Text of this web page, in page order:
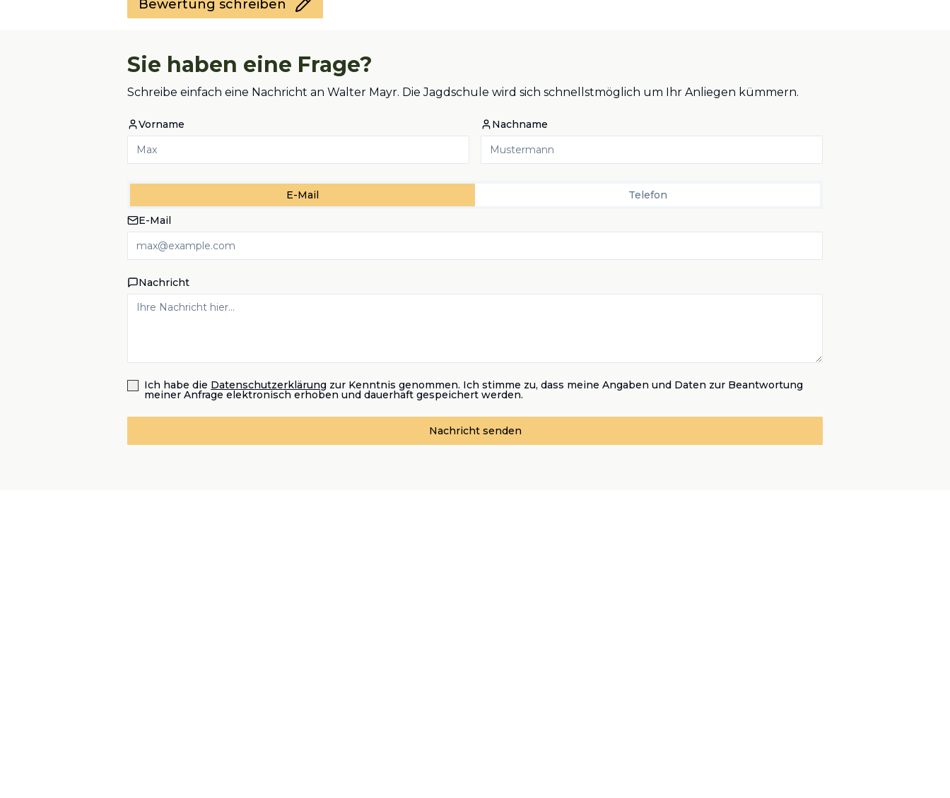
Bewertung schreiben
Sie haben eine Frage?
Schreibe einfach eine Nachricht an Walter Mayr. Die Jagdschule wird sich schnellstmöglich um Ihr Anliegen kümmern.
Vorname Nachname
E-Mail
Telefon
E-Mail
Nachricht
Ich habe die Datenschutzerklärung zur Kenntnis genommen. Ich stimme zu, dass meine Angaben und Daten zur Beantwortung
meiner Anfrage elektronisch erhoben und dauerhaft gespeichert werden.
Nachricht senden